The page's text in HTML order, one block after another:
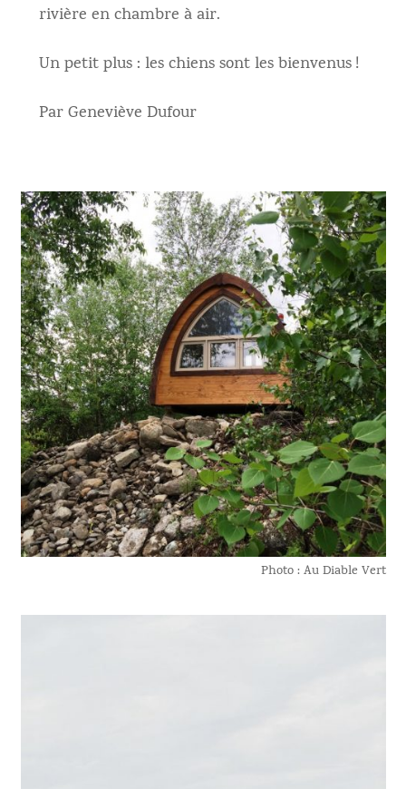
rivière en chambre à air.
Un petit plus : les chiens sont les bienvenus !
Par Geneviève Dufour
Photo : Au Diable Vert